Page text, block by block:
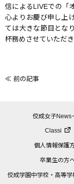
信によるLIVEでの「
心よりお慶び申し上
ては大きな節目とな
杯務めさせていただ
前
の
≪ 前の記事
佼成女子News
Classi
個人情報保護
卒業生の方
佼成学園中学校・高等学